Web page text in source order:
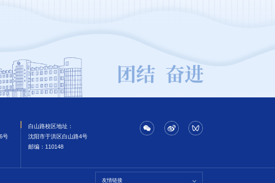
号
白山路校区地址：
沈阳市于洪区白山路4号
邮编‌：110148
友情链接